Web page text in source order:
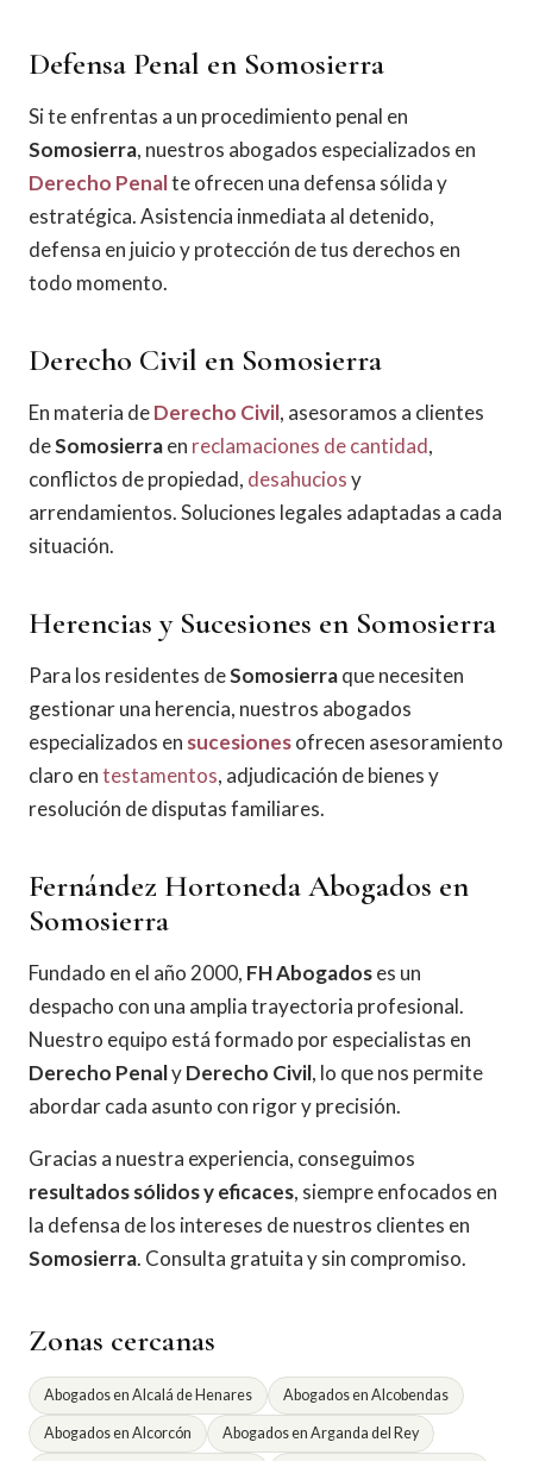
Defensa Penal en Somosierra
Si te enfrentas a un procedimiento penal en
Somosierra, nuestros abogados especializados en
Derecho Penalte ofrecen una defensa sólida y
estratégica. Asistencia inmediata al detenido,
defensa en juicio y protección de tus derechos en
todo momento.
Derecho Civil en Somosierra
En materia deDerecho Civil, asesoramos a clientes
deSomosierraen reclamaciones de cantidad,
conflictos de propiedad, desahuciosy
arrendamientos. Soluciones legales adaptadas a cada
situación.
Herencias y Sucesiones en Somosierra
Para los residentes deSomosierraque necesiten
gestionar una herencia, nuestros abogados
especializados en sucesionesofrecen asesoramiento
claro entestamentos, adjudicación de bienes y
resolución de disputas familiares.
Fernández Hortoneda Abogados en
Somosierra
Fundado en el año 2000, FH Abogadoses un
despacho con una amplia trayectoria profesional.
Nuestro equipo está formado por especialistas en
Derecho PenalyDerecho Civil, lo que nos permite
abordar cada asunto con rigor y precisión.
Gracias a nuestra experiencia, conseguimos
resultados sólidos y eficaces, siempre enfocados en
la defensa de los intereses de nuestros clientes en
Somosierra. Consulta gratuita y sin compromiso.
Zonas cercanas
Abogados en Alcalá de Henares Abogados en Alcobendas
Abogados en Alcorcón Abogados en Arganda del Rey